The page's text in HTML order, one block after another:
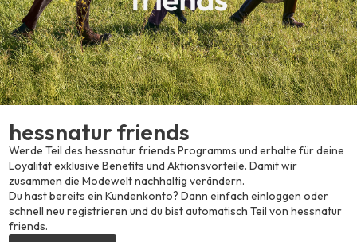
hessnatur friends
Werde Teil des hessnatur friends Programms und erhalte für deine
Loyalität exklusive Benefits und Aktionsvorteile. Damit wir
zusammen die Modewelt nachhaltig verändern.
Du hast bereits ein Kundenkonto? Dann einfach einloggen oder
schnell neu registrieren und du bist automatisch Teil von hessnatur
friends.